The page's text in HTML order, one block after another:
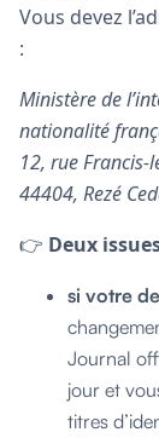
Vous devez
:
Ministère de
nationalité
12, rue Francis-
44404, Rezé
👉 Deux
si votre
Journal
jour et
titres